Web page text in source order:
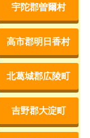
宇陀郡曽爾村
高市郡明日香村
北葛城郡広陵町
吉野郡大淀町